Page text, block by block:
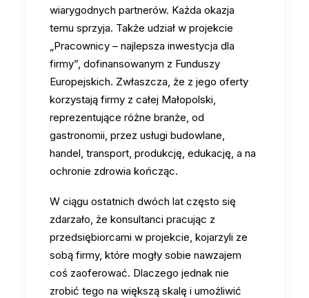
wiarygodnych partnerów. Każda okazja
temu sprzyja. Także udział w projekcie
„Pracownicy – najlepsza inwestycja dla
firmy”, dofinansowanym z Funduszy
Europejskich. Zwłaszcza, że z jego oferty
korzystają firmy z całej Małopolski,
reprezentujące różne branże, od
gastronomii, przez usługi budowlane,
handel, transport, produkcję, edukację, a na
ochronie zdrowia kończąc.
W ciągu ostatnich dwóch lat często się
zdarzało, że konsultanci pracując z
przedsiębiorcami w projekcie, kojarzyli ze
sobą firmy, które mogły sobie nawzajem
coś zaoferować. Dlaczego jednak nie
zrobić tego na większą skalę i umożliwić